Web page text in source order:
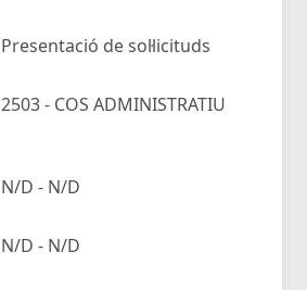
Presentació de sol·licituds
2503 - COS ADMINISTRATIU
N/D - N/D
N/D - N/D